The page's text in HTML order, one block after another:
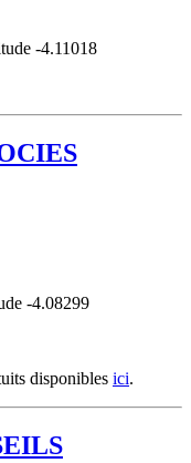
-4.11018
-4.08299
disponibles ici.